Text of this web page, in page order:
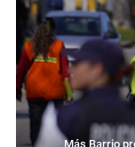
Más Barrio